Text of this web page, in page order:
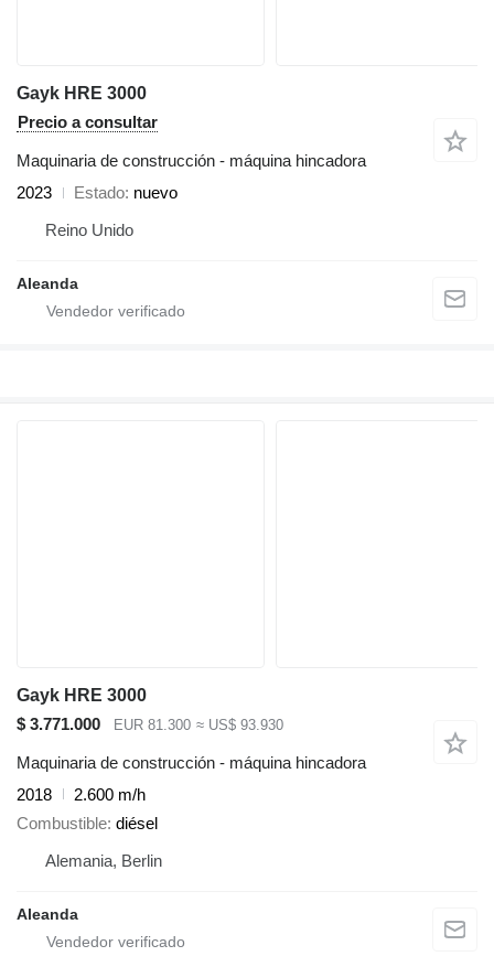
Gayk HRE 3000
Precio a consultar
Maquinaria de construcción - máquina hincadora
2023
Estado nuevo
Reino Unido
Aleanda
Gayk HRE 3000
$ 3.771.000
EUR 81.300 ≈ US$ 93.930
Maquinaria de construcción - máquina hincadora
2018
2.600 m/h
Combustible diésel
Alemania, Berlin
Aleanda